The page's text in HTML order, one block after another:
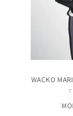
WACKO